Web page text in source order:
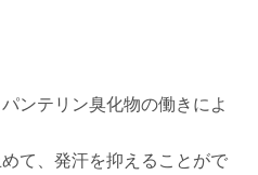
ンテリン臭化物の働きによ
て、発汗を抑えることがで